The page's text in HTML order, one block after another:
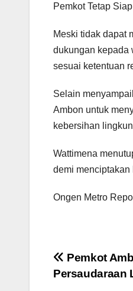
Pemkot Tetap
Meski tidak dapat
dukungan kepada
sesuai ketentuan
Selain
Ambon untuk
kebersihan
Wattimena
demi menciptakan
Ongen Metro
Navigasi
Pemkot
Persaudaraan